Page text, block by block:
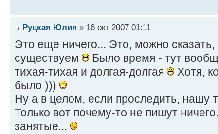
Руцкая Юлия » 16 окт 2007 01:11
Это еще ничего... Это, можно
существуем
Было время - тут
тихая-тихая и долгая-долгая
Хотя,
было )))
Ну а в целом, если проследить, нашу
Только вот почему-то не пишут
занятые...